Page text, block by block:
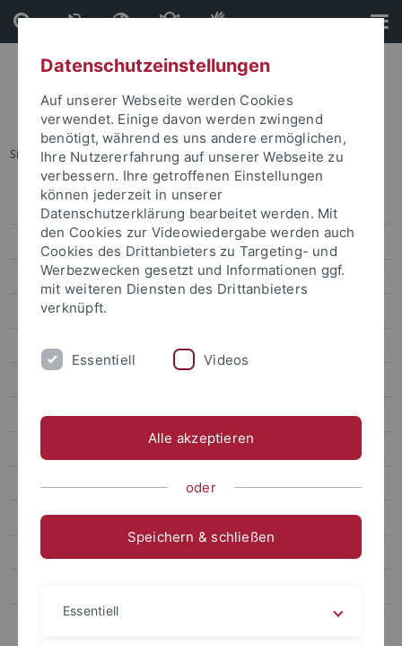
Direkt
zum
Inhalt
Direkt
zur
Fußleiste
Sie sind hier: Startseite ... Tortora, Janis Pasquale
Leitbild
Organisation
Leitung und Koordination
Vorstand
Serviceprojekt S
Publikationen
Veranstaltungen
Das virtuelle Museum
Datenschutzeinstellungen
Auf unserer Webseite werden Cookies
verwendet. Einige davon werden zwingend
benötigt, während es uns andere ermöglichen,
Ihre Nutzererfahrung auf unserer Webseite zu
verbessern. Ihre getroffenen Einstellungen
können jederzeit in unserer
Datenschutzerklärung bearbeitet werden. Mit
den Cookies zur Videowiedergabe werden auch
Cookies des Drittanbieters zu Targeting- und
Werbezwecken gesetzt und Informationen ggf.
mit weiteren Diensten des Drittanbieters
verknüpft.
Essentiell Videos
Alle akzeptieren
oder
Speichern & schließen
Essentiell